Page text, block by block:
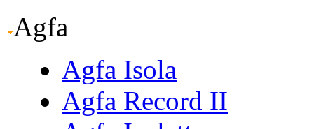
Agfa
Agfa Isola
Agfa Record II